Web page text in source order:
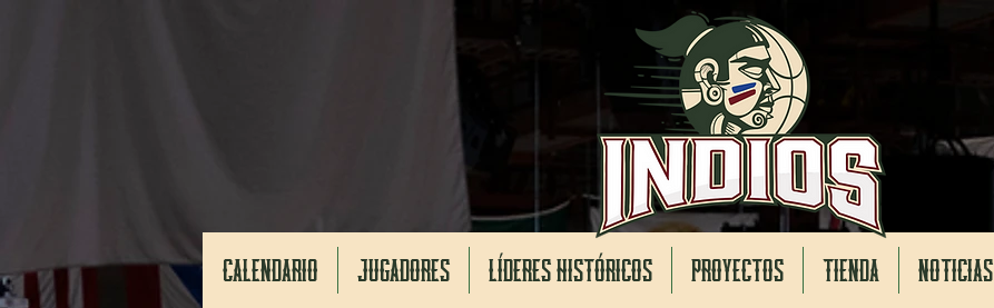
CALENDARIO JUGADORES LÍDERES HISTÓRICOS PROYECTOS TIENDA NOTICIAS